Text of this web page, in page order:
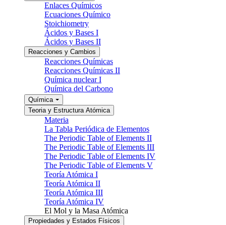
Enlaces Químicos
Ecuaciones Químico
Stoichiometry
Ácidos y Bases I
Ácidos y Bases II
Reacciones y Cambios
Reacciones Químicas
Reacciones Químicas II
Química nuclear I
Química del Carbono
Química
Teoria y Estructura Atómica
Materia
La Tabla Periódica de Elementos
The Periodic Table of Elements II
The Periodic Table of Elements III
The Periodic Table of Elements IV
The Periodic Table of Elements V
Teoría Atómica I
Teoría Atómica II
Teoría Atómica III
Teoría Atómica IV
El Mol y la Masa Atómica
Propiedades y Estados Físicos